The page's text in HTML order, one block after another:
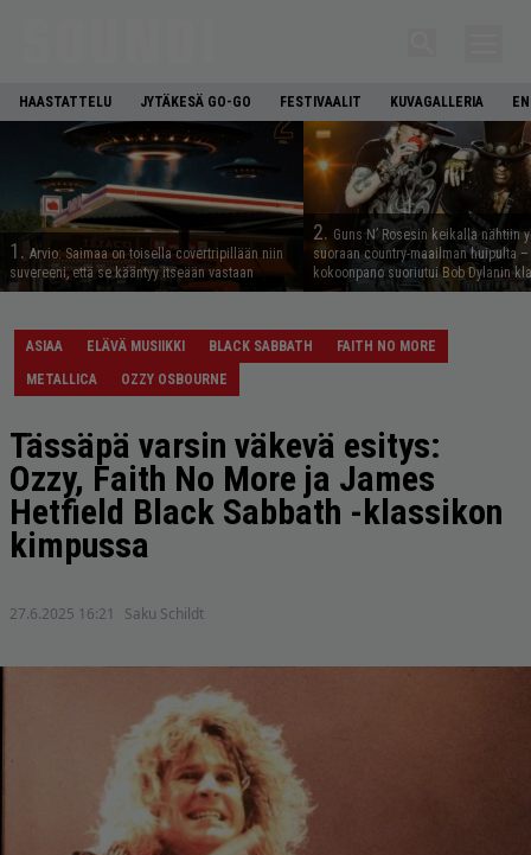
HAASTATTELU JYTÄKESÄ GO-GO FESTIVAALIT KUVAGALLERIA
1. Arvio: Saimaa on toisella covertripillään niin
suvereeni, että se kääntyy itseään vastaan
2. Guns N’ Rosesin keikalla nähtiin
suoraan country-maailman huipulta
kokoonpano suoriutui Bob Dylanin
ASIAA ELÄVÄ MUSIIKKI BLACK SABBATH
FAITH NO MORE
METALLICA
OZZY OSBOURNE
Tässäpä varsin väkevä esitys:
Ozzy, Faith No More ja James
Hetfield Black Sabbath -klassikon
kimpussa
27.6.2025 16:21 Saku Schildt